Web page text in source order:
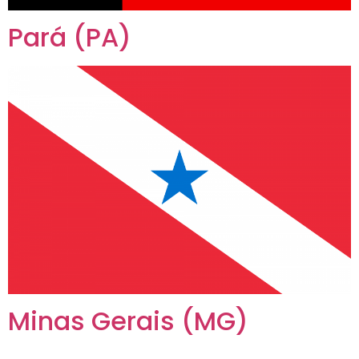
Pará (PA)
Minas Gerais (MG)